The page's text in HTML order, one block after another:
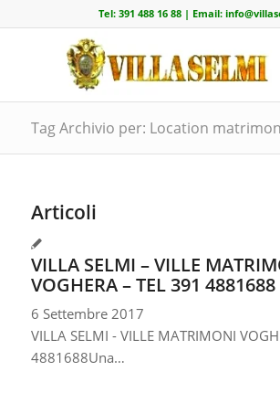
Tel: 391 488 16 88| Email:
Tag Archivio per: Location
Articoli
VILLA SELMI – VILLE
VOGHERA – TEL 391 4881688
6 Settembre 2017
VILLA SELMI - VILLE MATRIMONI
4881688Una…